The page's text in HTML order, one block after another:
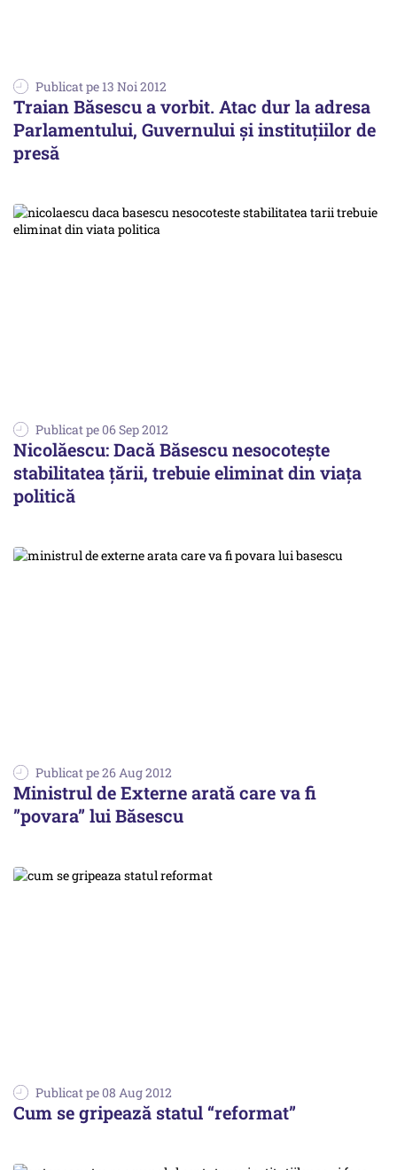
Publicat pe 13 Noi 2012
Traian Băsescu a vorbit. Atac dur la adresa
Parlamentului, Guvernului și instituțiilor de
presă
Publicat pe 06 Sep 2012
Nicolăescu: Dacă Băsescu nesocotește
stabilitatea țării, trebuie eliminat din viața
politică
Publicat pe 26 Aug 2012
Ministrul de Externe arată care va fi
”povara” lui Băsescu
Publicat pe 08 Aug 2012
Cum se gripează statul “reformat”